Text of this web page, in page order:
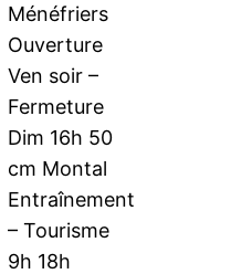
Ménéfriers
Ouverture
Ven soir –
Fermeture
Dim 16h 50
cm Montal
Entraînement
– Tourisme
9h 18h